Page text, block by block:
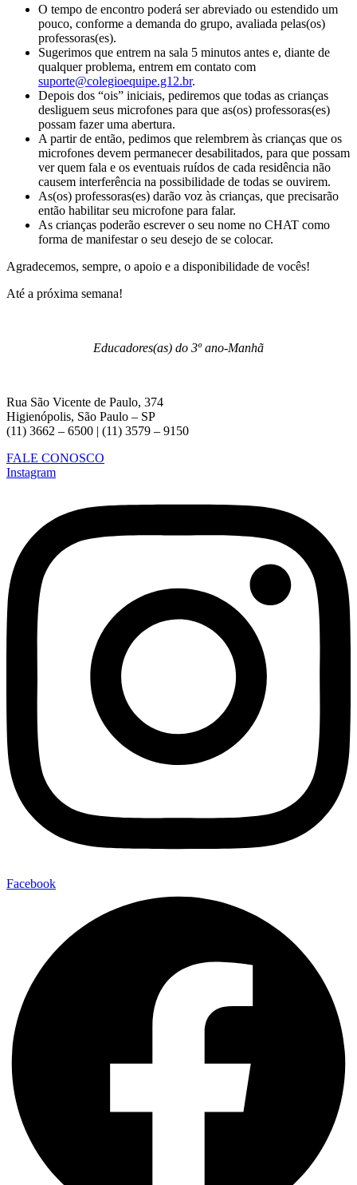
O tempo de encontro poderá ser abreviado ou estendido um
pouco, conforme a demanda do grupo, avaliada pelas(os)
professoras(es).
Sugerimos que entrem na sala 5 minutos antes e, diante de
qualquer problema, entrem em contato com
suporte@colegioequipe.g12.br.
Depois dos “ois” iniciais, pediremos que todas as crianças
desliguem seus microfones para que as(os) professoras(es)
possam fazer uma abertura.
A partir de então, pedimos que relembrem às crianças que os
microfones devem permanecer desabilitados, para que possam
ver quem fala e os eventuais ruídos de cada residência não
causem interferência na possibilidade de todas se ouvirem.
As(os) professoras(es) darão voz às crianças, que precisarão
então habilitar seu microfone para falar.
As crianças poderão escrever o seu nome no CHAT como
forma de manifestar o seu desejo de se colocar.
Agradecemos, sempre, o apoio e a disponibilidade de vocês!
Até a próxima semana!
Educadores(as) do 3º ano-Manhã
Rua São Vicente de Paulo, 374
Higienópolis, São Paulo – SP
(11) 3662 – 6500 | (11) 3579 – 9150
FALE CONOSCO
Instagram
Facebook